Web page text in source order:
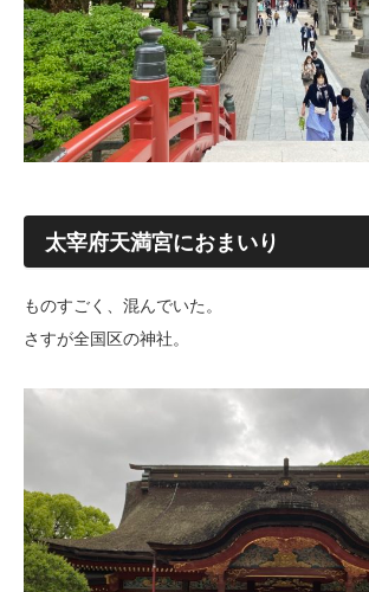
太宰府天満宮におまいり
ものすごく、混んでいた。
さすが全国区の神社。